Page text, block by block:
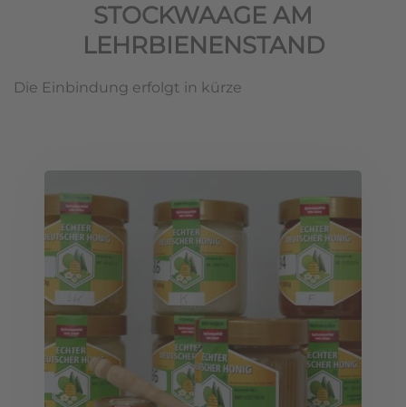
STOCKWAAGE AM
LEHRBIENENSTAND
Die Einbindung erfolgt in kürze